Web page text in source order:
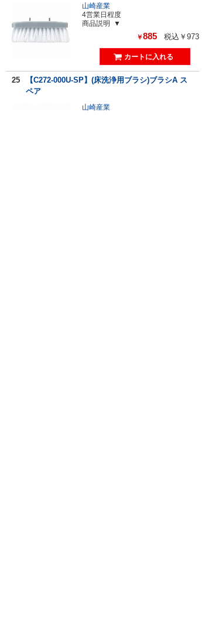
山崎産業
4営業日程度
商品説明
￥885 税込￥973
25
【C272-000U-SP】(床洗浄用ブラシ)ブラシA ス
ペア
山崎産業